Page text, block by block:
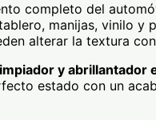
completo del
manijas, vinilo y
alterar la textura
y abrillantador
estado con un